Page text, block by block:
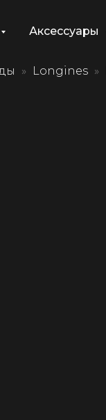
Аксессуары
Longines